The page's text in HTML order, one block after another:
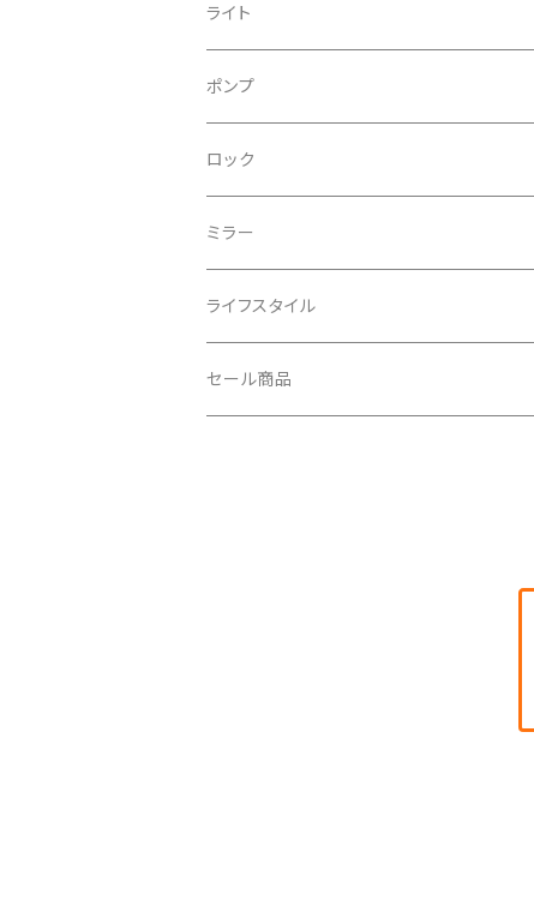
CONTINENTAL/コンチネンタル
CRANE/クレーン
CRANKBROTHERS/クランクブラザーズ
CROSS SECTION/クロスセクション
CLIK/クリック
CUSH CORE/クッシュコア
サコッシュ
バックパック
フレームバッグ
輪行袋
輪行小物
バイクカバー
その他
ライト
フロントライト
テールライト
ポンプ
ロック
ミラー
ライフスタイル
キャップ
セール商品